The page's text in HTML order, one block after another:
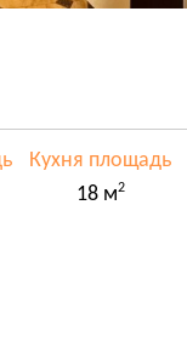
Кухня площадь
18 м2